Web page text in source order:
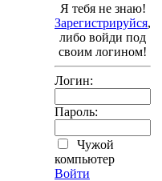
Я тебя не знаю!
Зарегистрируйся,
либо войди под
своим логином!
Логин:
Пароль:
Чужой
компьютер
Войти